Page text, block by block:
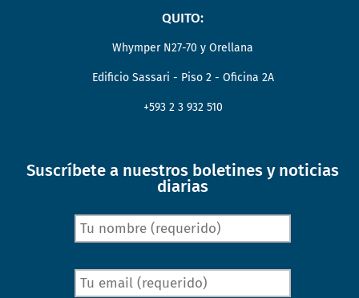
QUITO:
Whymper N27-70 y Orellana
Edificio Sassari - Piso 2 - Oficina 2A
+593 2 3 932 510
Suscríbete a nuestros boletines y noticias
diarias